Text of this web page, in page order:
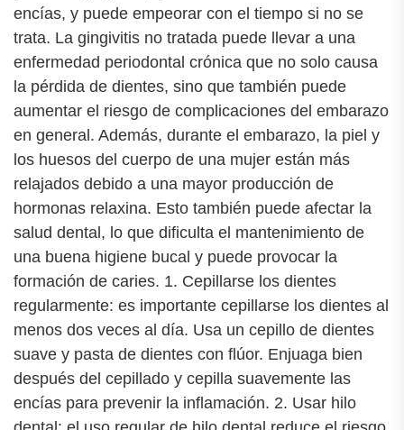
encías, y puede empeorar con el tiempo si no se
trata. La gingivitis no tratada puede llevar a una
enfermedad periodontal crónica que no solo causa
la pérdida de dientes, sino que también puede
aumentar el riesgo de complicaciones del embarazo
en general. Además, durante el embarazo, la piel y
los huesos del cuerpo de una mujer están más
relajados debido a una mayor producción de
hormonas relaxina. Esto también puede afectar la
salud dental, lo que dificulta el mantenimiento de
una buena higiene bucal y puede provocar la
formación de caries. 1. Cepillarse los dientes
regularmente: es importante cepillarse los dientes al
menos dos veces al día. Usa un cepillo de dientes
suave y pasta de dientes con flúor. Enjuaga bien
después del cepillado y cepilla suavemente las
encías para prevenir la inflamación. 2. Usar hilo